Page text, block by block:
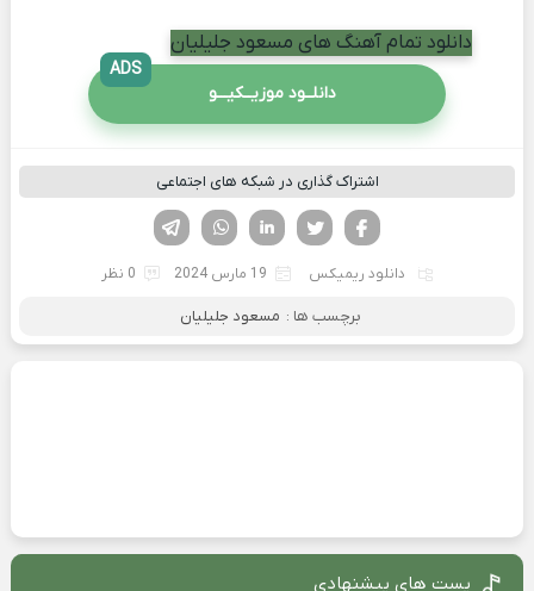
دانلود تمام آهنگ های مسعود جلیلیان
دانلــود موزیــکیـــو
ADS
اشتراک گذاری در شبکه های اجتماعی
لینکدین تویتر
فیسوک
دانلود ریمیکس 19 مارس 2024 0 نظر
برچسب ها : مسعود جلیلیان
پست های پیشنهادی